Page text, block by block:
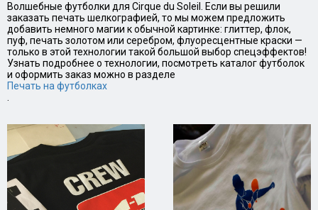
Волшебные футболки для Cirque du Soleil. Если вы решили
заказать печать шелкографией, то мы можем предложить
добавить немного магии к обычной картинке: глиттер, флок,
пуф, печать золотом или серебром, флуоресцентные краски —
только в этой технологии такой большой выбор спецэффектов!
Узнать подробнее о технологии, посмотреть каталог футболок
и оформить заказ можно в разделе
Печать на футболках
.